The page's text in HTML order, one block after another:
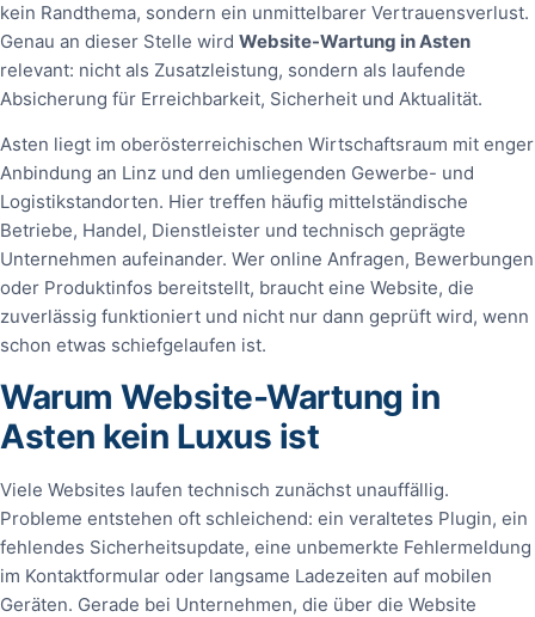
kein Randthema, sondern ein unmittelbarer Vertrauensverlust.
Genau an dieser Stelle wird Website-Wartung in Asten
relevant: nicht als Zusatzleistung, sondern als laufende
Absicherung für Erreichbarkeit, Sicherheit und Aktualität.
Asten liegt im oberösterreichischen Wirtschaftsraum mit enger
Anbindung an Linz und den umliegenden Gewerbe- und
Logistikstandorten. Hier treffen häufig mittelständische
Betriebe, Handel, Dienstleister und technisch geprägte
Unternehmen aufeinander. Wer online Anfragen, Bewerbungen
oder Produktinfos bereitstellt, braucht eine Website, die
zuverlässig funktioniert und nicht nur dann geprüft wird, wenn
schon etwas schiefgelaufen ist.
Warum Website-Wartung in
Asten kein Luxus ist
Viele Websites laufen technisch zunächst unauffällig.
Probleme entstehen oft schleichend: ein veraltetes Plugin, ein
fehlendes Sicherheitsupdate, eine unbemerkte Fehlermeldung
im Kontaktformular oder langsame Ladezeiten auf mobilen
Geräten. Gerade bei Unternehmen, die über die Website